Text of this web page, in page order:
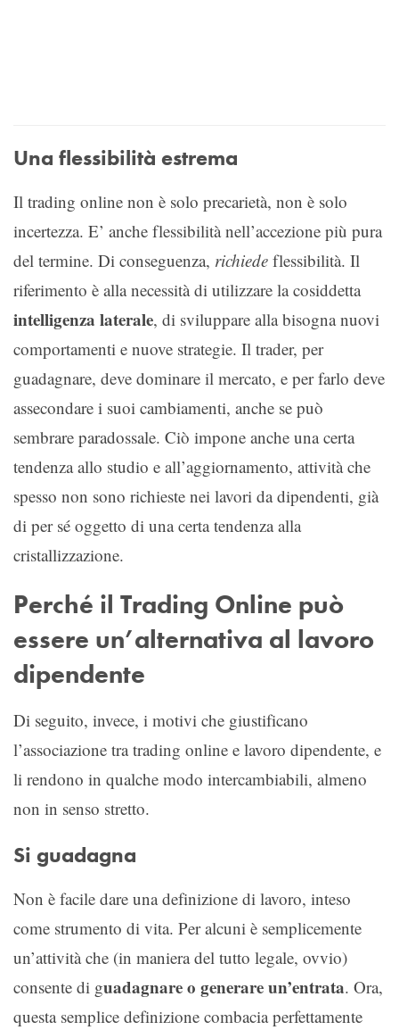
Una flessibilità estrema
Il trading online non è solo precarietà, non è solo
incertezza. E’ anche flessibilità nell’accezione più pura
del termine. Di conseguenza, richiede flessibilità. Il
riferimento è alla necessità di utilizzare la cosiddetta
intelligenza laterale, di sviluppare alla bisogna nuovi
comportamenti e nuove strategie. Il trader, per
guadagnare, deve dominare il mercato, e per farlo deve
assecondare i suoi cambiamenti, anche se può
sembrare paradossale. Ciò impone anche una certa
tendenza allo studio e all’aggiornamento, attività che
spesso non sono richieste nei lavori da dipendenti, già
di per sé oggetto di una certa tendenza alla
cristallizzazione.
Perché il Trading Online può
essere un’alternativa al lavoro
dipendente
Di seguito, invece, i motivi che giustificano
l’associazione tra trading online e lavoro dipendente, e
li rendono in qualche modo intercambiabili, almeno
non in senso stretto.
Si guadagna
Non è facile dare una definizione di lavoro, inteso
come strumento di vita. Per alcuni è semplicemente
un’attività che (in maniera del tutto legale, ovvio)
consente di guadagnare o generare un’entrata. Ora,
questa semplice definizione combacia perfettamente